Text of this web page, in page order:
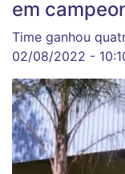
em
Time ganhou
02/08/2022 -